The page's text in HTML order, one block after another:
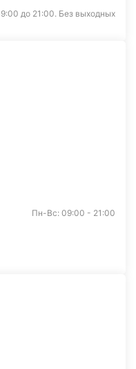
до 21:00. Без выходных
Пн-Вс: 09:00 - 21:00